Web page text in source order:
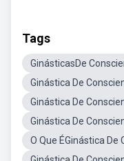
Tags
GinásticasDe
Ginástica De
Ginástica De
Ginástica De
O Que ÉGinástica De